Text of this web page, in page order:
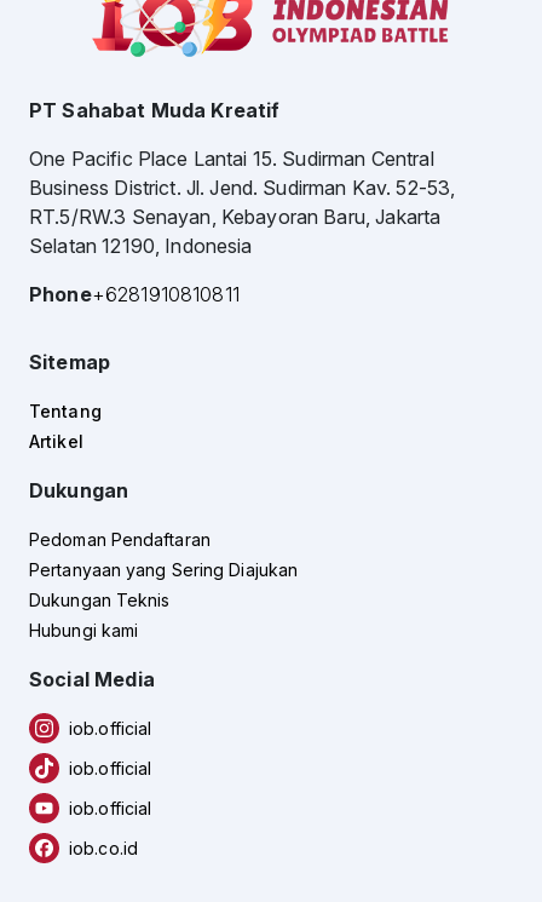
PT Sahabat Muda Kreatif
One Pacific Place Lantai 15. Sudirman Central
Business District. Jl. Jend. Sudirman Kav. 52-53,
RT.5/RW.3 Senayan, Kebayoran Baru, Jakarta
Selatan 12190, Indonesia
Phone+6281910810811
Sitemap
Tentang
Artikel
Dukungan
Pedoman Pendaftaran
Pertanyaan yang Sering Diajukan
Dukungan Teknis
Hubungi kami
Social Media
iob.official
iob.official
iob.official
iob.co.id